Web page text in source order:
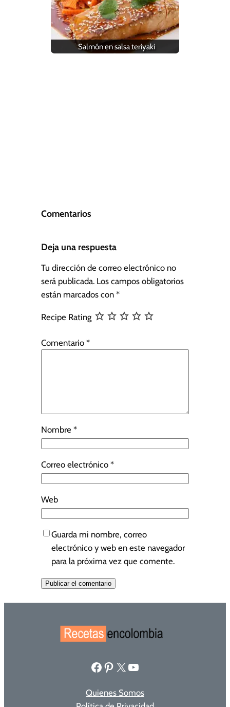
Salmón en salsa teriyaki
Comentarios
Deja una respuesta
Tu dirección de correo electrónico no
será publicada. Los campos obligatorios
están marcados con *
Recipe Rating
Comentario *
Nombre *
Correo electrónico *
Web
Guarda mi nombre, correo
electrónico y web en este navegador
para la próxima vez que comente.
Facebook Pinterest X YouTube
Quienes Somos